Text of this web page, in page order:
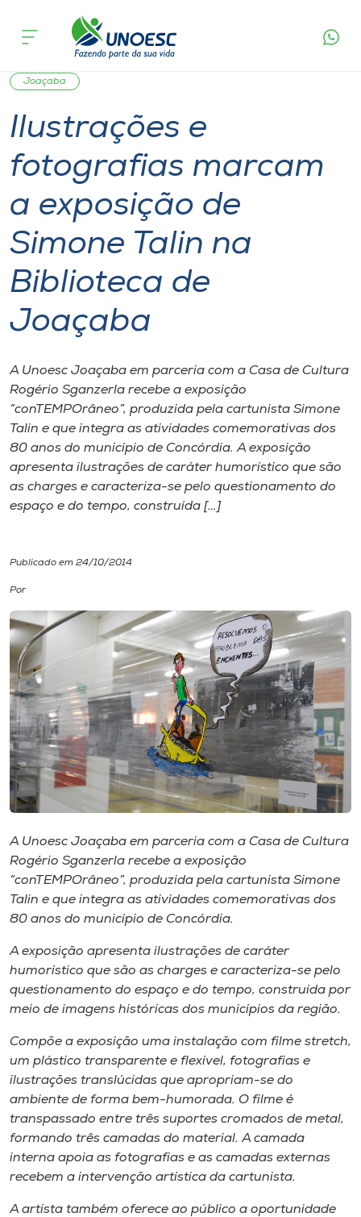
Cursos
Onde estamos
Pesquisa
Atendimento ao Estudante
Portal de Ensino
A
I.nova
Diplomados
Cultura
Biblioteca
Editora
Rádio
Museu
Unoesc
Store
Selecione
acontece
Graduação
Joaçaba
Ilustrações e
fotografias marcam
a exposição de
Simone Talin na
Biblioteca de
Joaçaba
A Unoesc Joaçaba em parceria com a Casa de Cultura
Rogério Sganzerla recebe a exposição
“conTEMPOrâneo”, produzida pela cartunista Simone
Talin e que integra as atividades comemorativas dos
80 anos do município de Concórdia. A exposição
apresenta ilustrações de caráter humorístico que são
as charges e caracteriza-se pelo questionamento do
espaço e do tempo, construída […]
Publicado em 24/10/2014
Por
A Unoesc Joaçaba em parceria com a Casa de Cultura
Rogério Sganzerla recebe a exposição
“conTEMPOrâneo”, produzida pela cartunista Simone
Talin e que integra as atividades comemorativas dos
80 anos do município de Concórdia.
A exposição apresenta ilustrações de caráter
humorístico que são as charges e caracteriza-se pelo
questionamento do espaço e do tempo, construída por
meio de imagens históricas dos municípios da região.
Compõe a exposição uma instalação com filme stretch,
um plástico transparente e flexível, fotografias e
ilustrações translúcidas que apropriam-se do
ambiente de forma bem-humorada. O filme é
transpassado entre três suportes cromados de metal,
formando três camadas do material. A camada
interna apoia as fotografias e as camadas externas
recebem a intervenção artística da cartunista.
A artista também oferece ao público a oportunidade